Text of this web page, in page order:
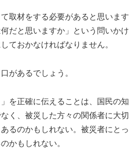
取材をする必要があると思います
だと思いますか」という問いかけ
ておかなければなりません。
があるでしょう。
」を正確に伝えることは、国民の知
く、被災した方々の関係者に大切
るのかもしれない。被災者にとっ
かもしれない。